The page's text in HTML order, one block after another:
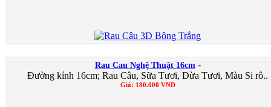
Rau Cau Nghệ Thuật 16cm -
Đường kính 16cm; Rau Câu, Sữa Tươi, Dừa Tươi, Màu Si rô..
Giá: 180.000 VND